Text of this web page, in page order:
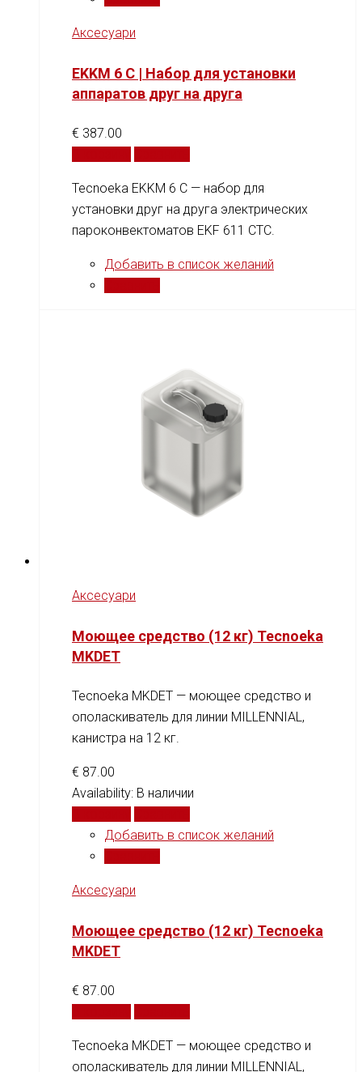
Аксесуари
EKKM 6 C | Набор для установки
аппаратов друг на друга
€ 387.00
Tecnoeka EKKM 6 C — набор для
установки друг на друга электрических
пароконвектоматов EKF 611 CTC.
Добавить в список желаний
Аксесуари
Моющее средство (12 кг) Tecnoeka
MKDET
Tecnoeka MKDET — моющее средство и
ополаскиватель для линии MILLENNIAL,
канистра на 12 кг.
€ 87.00
Availability: В наличии
Добавить в список желаний
Аксесуари
Моющее средство (12 кг) Tecnoeka
MKDET
€ 87.00
Tecnoeka MKDET — моющее средство и
ополаскиватель для линии MILLENNIAL,